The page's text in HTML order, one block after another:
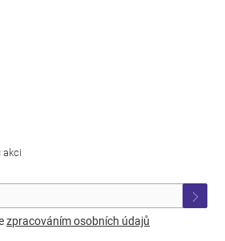
akci
zpracováním osobních údajů